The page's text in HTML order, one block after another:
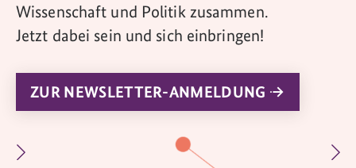
Wissenschaft und Politik zusammen.
Jetzt dabei sein und sich einbringen!
ZUR NEWSLETTER-ANMELDUNG